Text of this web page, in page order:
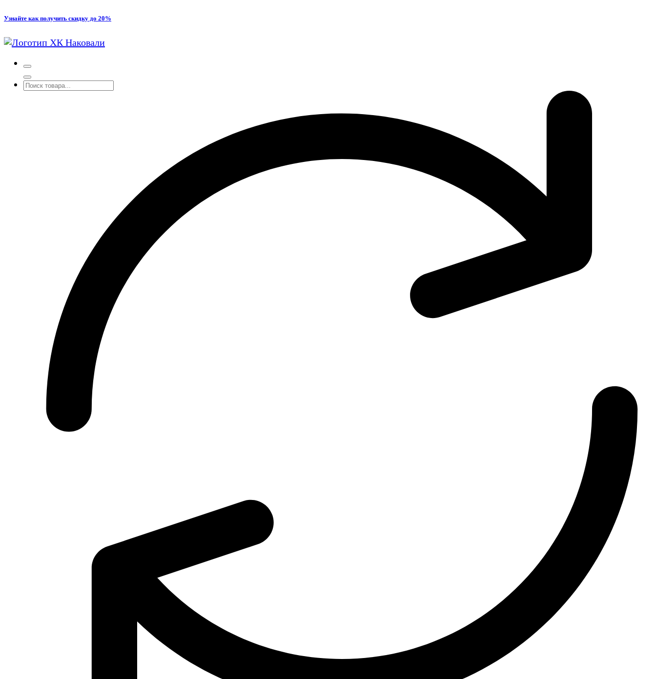
Перейти
содержимому
Узнайте как получить скидку до 20%